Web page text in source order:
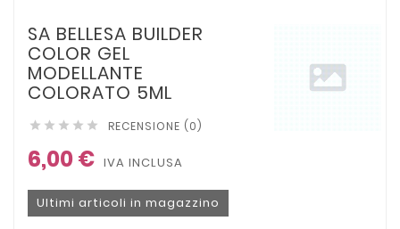
SA BELLESA BUILDER
COLOR GEL
MODELLANTE
COLORATO 5ML
     RECENSIONE (0)
6,00 € IVA INCLUSA
Ultimi articoli in magazzino